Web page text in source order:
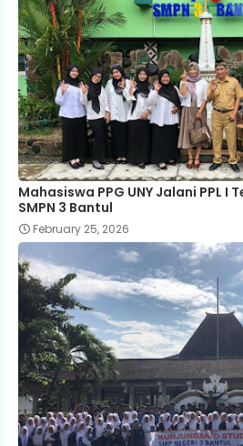
Mahasiswa PPG UNY Jalani PPL I
SMPN 3 Bantul
February 25, 2026